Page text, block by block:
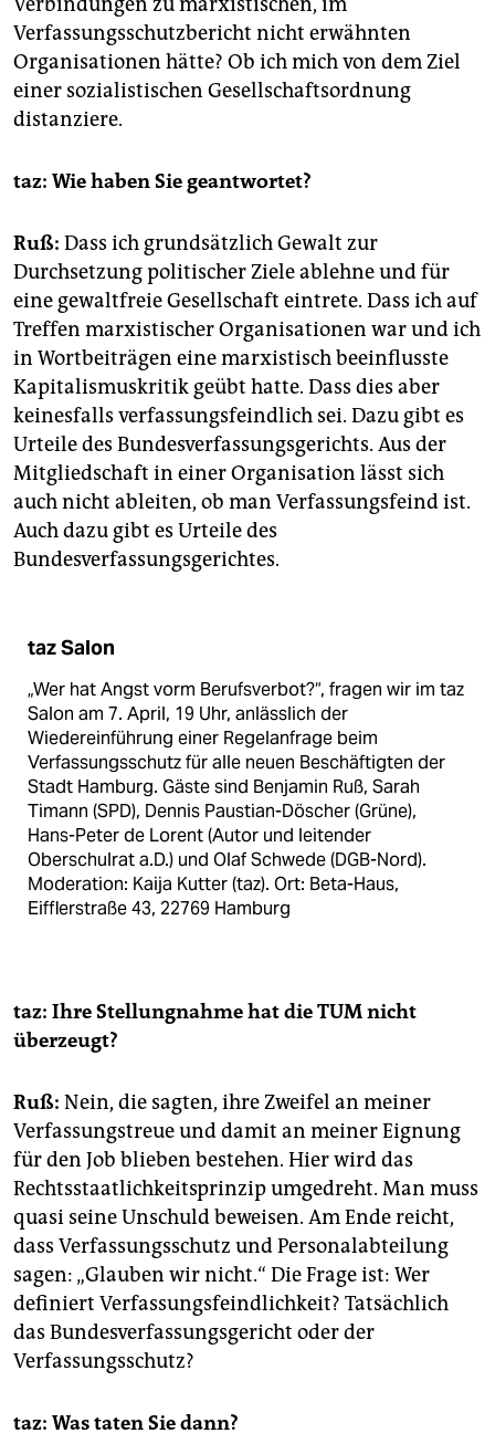
Verfassungsschutzbericht nicht erwähnten
Organisationen hätte? Ob ich mich von dem Ziel
einer sozialistischen Gesellschaftsordnung
distanziere.
taz: Wie haben Sie geantwortet?
Ruß: Dass ich grundsätzlich Gewalt zur
Durchsetzung politischer Ziele ablehne und für
eine gewaltfreie Gesellschaft eintrete. Dass ich auf
Treffen marxistischer Organisationen war und ich
in Wortbeiträgen eine marxistisch beeinflusste
Kapitalismuskritik geübt hatte. Dass dies aber
keinesfalls verfassungsfeindlich sei. Dazu gibt es
Urteile des Bundesverfassungsgerichts. Aus der
Mitgliedschaft in einer Organisation lässt sich
auch nicht ableiten, ob man Verfassungsfeind ist.
Auch dazu gibt es Urteile des
Bundesverfassungsgerichtes.
taz Salon
„Wer hat Angst vorm Berufsverbot?“, fragen wir im taz
Salon am 7. April, 19 Uhr, anlässlich der
Wiedereinführung einer Regelanfrage beim
Verfassungsschutz für alle neuen Beschäftigten der
Stadt Hamburg. Gäste sind Benjamin Ruß, Sarah
Timann (SPD), Dennis Paustian-Döscher (Grüne),
Hans-Peter de Lorent (Autor und leitender
Oberschulrat a.D.) und Olaf Schwede (DGB-Nord).
Moderation: Kaija Kutter (taz). Ort: Beta-Haus,
Eifflerstraße 43, 22769 Hamburg
taz: Ihre Stellungnahme hat die TUM nicht
überzeugt?
Ruß: Nein, die sagten, ihre Zweifel an meiner
Verfassungstreue und damit an meiner Eignung
für den Job blieben bestehen. Hier wird das
Rechtsstaatlichkeitsprinzip umgedreht. Man muss
quasi seine Unschuld beweisen. Am Ende reicht,
dass Verfassungsschutz und Personalabteilung
sagen: „Glauben wir nicht.“ Die Frage ist: Wer
definiert Verfassungsfeindlichkeit? Tatsächlich
das Bundesverfassungsgericht oder der
Verfassungsschutz?
taz: Was taten Sie dann?